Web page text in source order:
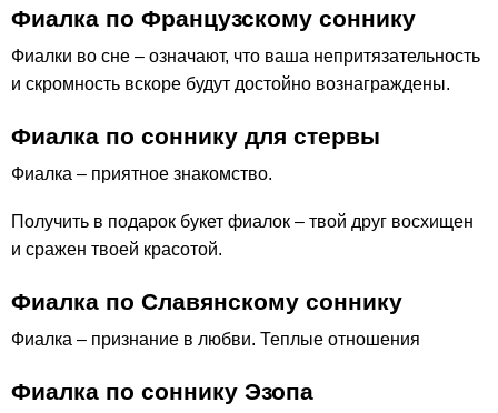
Фиалка по Французскому соннику
Фиалки во сне – означают, что ваша непритязательность
и скромность вскоре будут достойно вознаграждены.
Фиалка по соннику для стервы
Фиалка – приятное знакомство.
Получить в подарок букет фиалок – твой друг восхищен
и сражен твоей красотой.
Фиалка по Славянскому соннику
Фиалка – признание в любви. Теплые отношения
Фиалка по соннику Эзопа